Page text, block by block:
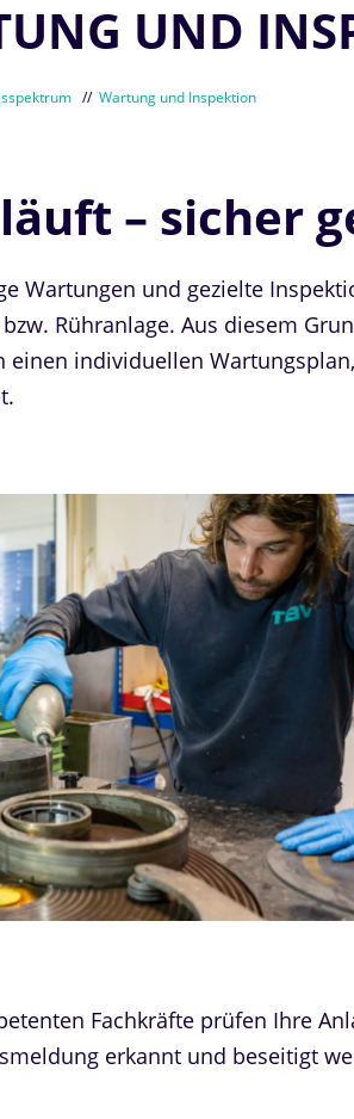
UND
//Wartung und Inspektion
– sicher
Wartungen und gezielte
Rühranlage. Aus diesem
einen individuellen
Fachkräfte prüfen Ihre
erkannt und beseitigt